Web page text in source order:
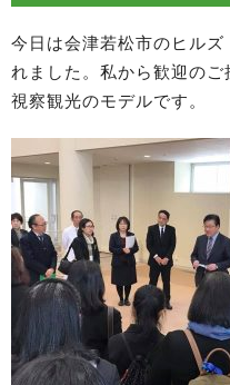
今日は会津若松市のヒル
れました。私から歓迎のご
視察観光のモデルです。